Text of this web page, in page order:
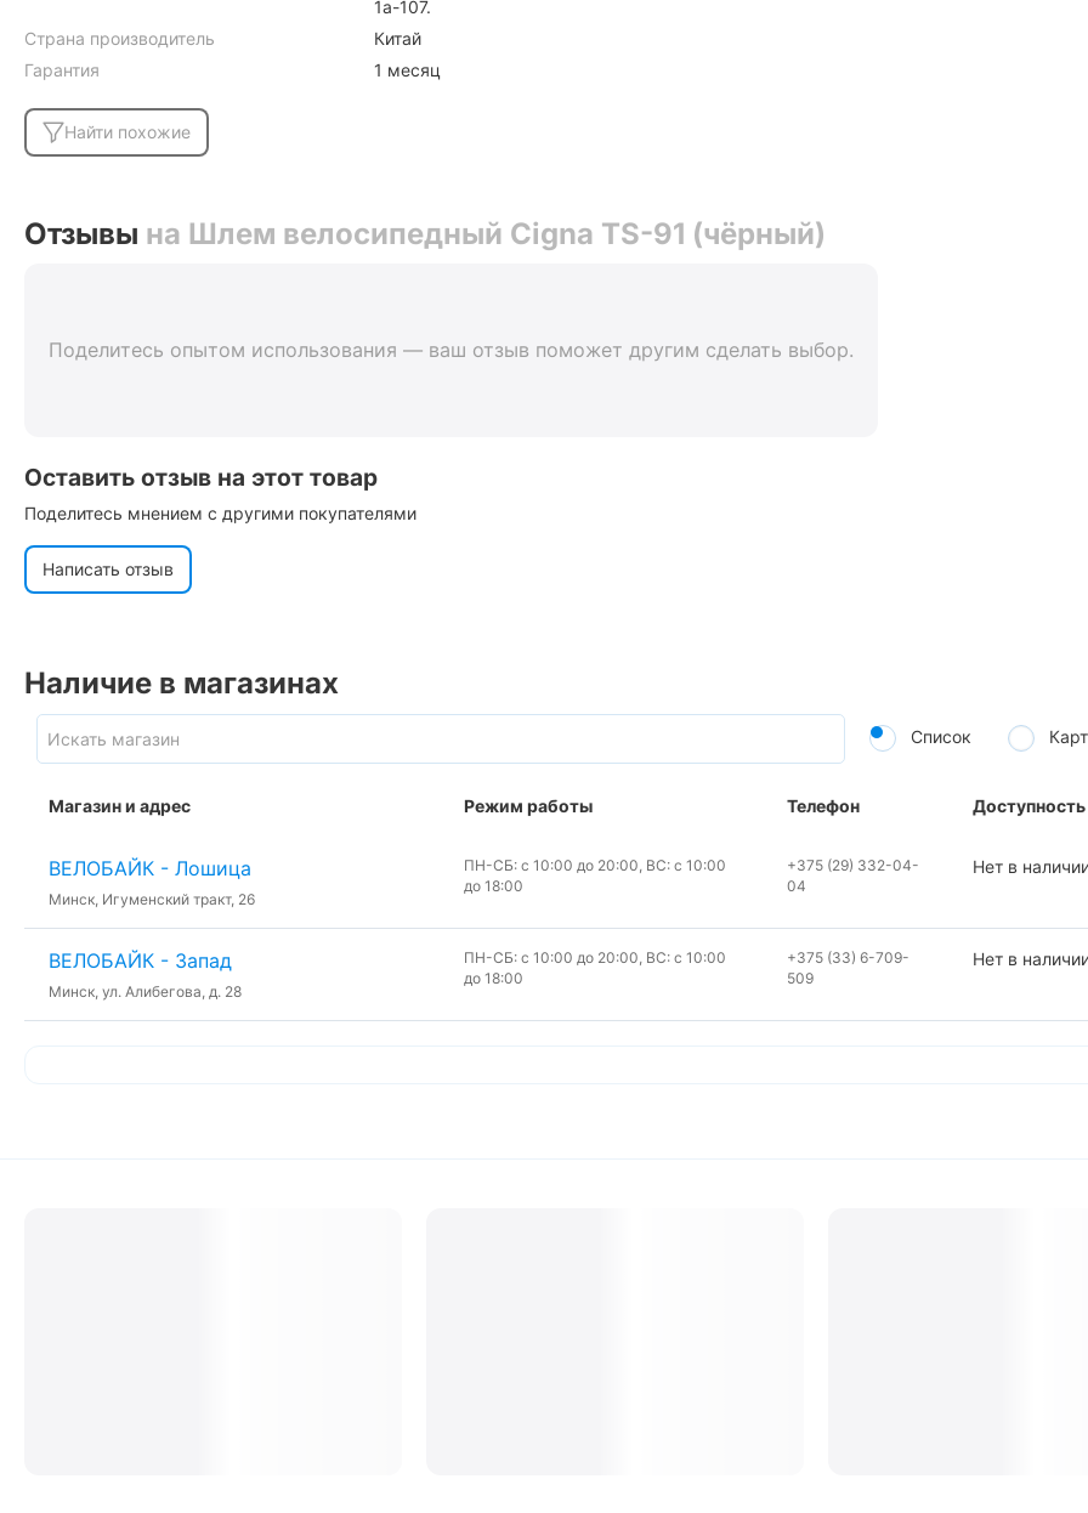
1а-107.
Страна производитель
Китай
Гарантия
1 месяц
Найти похожие
Отзывы на Шлем велосипедный Cigna TS-91 (чёрный)
Поделитесь опытом использования — ваш отзыв поможет другим сделать выбор.
Оставить отзыв на этот товар
Поделитесь мнением с другими покупателями
Написать отзыв
Наличие в магазинах
Список
Магазин и адрес Режим работы Телефон Доступность
ВЕЛОБАЙК - Лошица
Минск, Игуменский тракт, 26
ПН-СБ: с 10:00 до 20:00, ВС: с 10:00
до 18:00
+375 (29) 332-04-
04
Нет в
ВЕЛОБАЙК - Запад
Минск, ул. Алибегова, д. 28
ПН-СБ: с 10:00 до 20:00, ВС: с 10:00
до 18:00
+375 (33) 6-709-
509
Нет в